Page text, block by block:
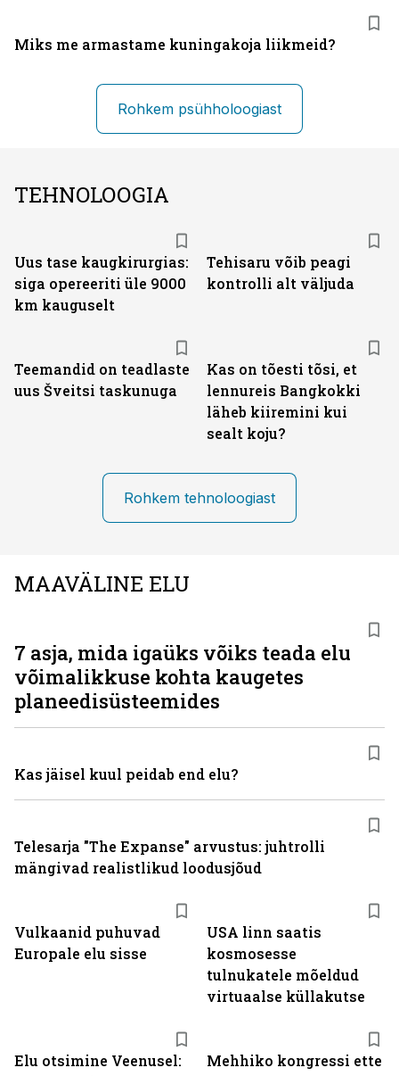
Miks me armastame kuningakoja liikmeid?
Rohkem psühholoogiast
TEHNOLOOGIA
Uus tase kaugkirurgias:
siga opereeriti üle 9000
km kauguselt
Tehisaru võib peagi
kontrolli alt väljuda
Teemandid on teadlaste
uus Šveitsi taskunuga
Kas on tõesti tõsi, et
lennureis Bangkokki
läheb kiiremini kui
sealt koju?
Rohkem tehnoloogiast
MAAVÄLINE ELU
Vulkaanid puhuvad
Europale elu sisse
USA linn saatis
kosmosesse
tulnukatele mõeldud
virtuaalse küllakutse
Elu otsimine Veenusel:
Mehhiko kongressi ette
7 asja, mida igaüks võiks teada elu
võimalikkuse kohta kaugetes
planeedisüsteemides
Kas jäisel kuul peidab end elu?
Telesarja "The Expanse" arvustus: juhtrolli
mängivad realistlikud loodusjõud